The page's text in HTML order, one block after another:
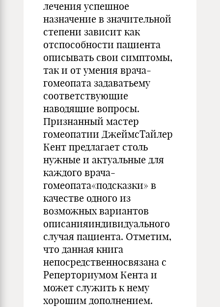
лечения успешное
назначение в значительной
степени зависит как
отспособности пациента
описывать свои симптомы,
так и от умения врача-
гомеопата задаватьему
соответствующие
наводящие вопросы.
Признанный мастер
гомеопатии ДжеймсТайлер
Кент предлагает столь
нужные и актуальные для
каждого врача-
гомеопата«подсказки» в
качестве одного из
возможных вариантов
описанияиндивидуального
случая пациента. Отметим,
что данная книга
непосредственносвязана с
Реперториумом Кента и
может служить к нему
хорошим дополнением.